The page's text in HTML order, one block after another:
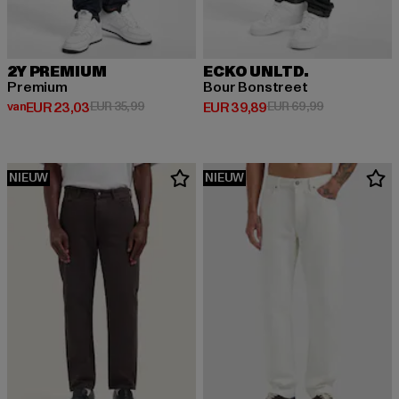
2Y PREMIUM
Premium
vanEUR 23,03
Huidige prijs: Van EUR 23,03
EUR 35,99Actieprijs: EUR 35,99
ECKO UNLTD.
Bour Bonstreet
EUR 39,89
Huidige prijs: EUR 39,89
EUR 69,99Actieprijs:
NIEUW NIEUW